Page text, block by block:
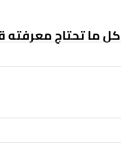
كل ما تحتاج معرفته